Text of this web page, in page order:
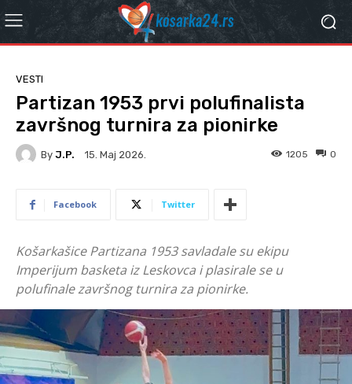
VESTI
Partizan 1953 prvi polufinalista
završnog turnira za pionirke
By J.P. 15. Мај 2026. 0
1205
Facebook Twitter
Košarkašice Partizana 1953 savladale su ekipu
Imperijum basketa iz Leskovca i plasirale se u
polufinale završnog turnira za pionirke.